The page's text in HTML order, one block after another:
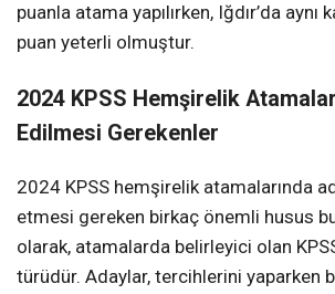
puanla atama yapılırken, Iğdır’da
puan yeterli olmuştur.
2024 KPSS Hemşirelik
Edilmesi Gerekenler
2024 KPSS hemşirelik atamalarında
etmesi gereken birkaç önemli husus
olarak, atamalarda belirleyici olan
türüdür. Adaylar, tercihlerini yaparken